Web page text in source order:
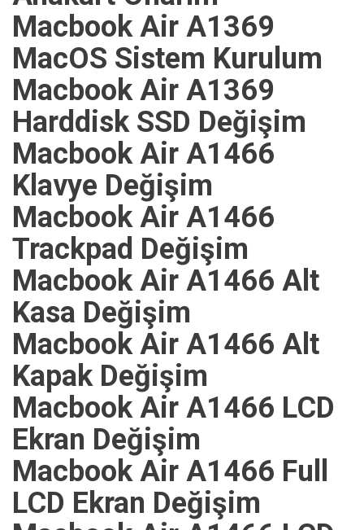
Macbook Air A1369
MacOS Sistem Kurulum
Macbook Air A1369
Harddisk SSD Değişim
Macbook Air A1466
Klavye Değişim
Macbook Air A1466
Trackpad Değişim
Macbook Air A1466 Alt
Kasa Değişim
Macbook Air A1466 Alt
Kapak Değişim
Macbook Air A1466 LCD
Ekran Değişim
Macbook Air A1466 Full
LCD Ekran Değişim